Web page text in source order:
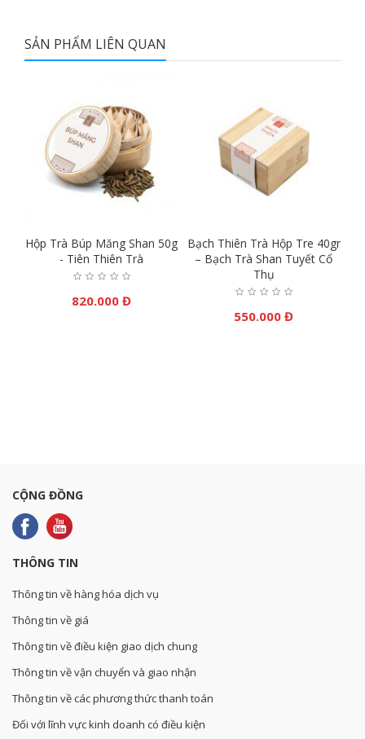
SẢN PHẨM LIÊN QUAN
Hộp Trà Búp Măng Shan 50g
- Tiên Thiên Trà
820.000 Đ
Bạch Thiên Trà Hộp Tre 40gr
– Bạch Trà Shan Tuyết Cổ
Thụ
550.000 Đ
CỘNG ĐỒNG
THÔNG TIN
Thông tin về hàng hóa dịch vụ
Thông tin về giá
Thông tin về điều kiện giao dịch chung
Thông tin về vận chuyển và giao nhận
Thông tin về các phương thức thanh toán
Đối với lĩnh vực kinh doanh có điều kiện